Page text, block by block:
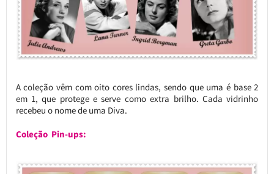
A coleção vêm com oito cores lindas, sendo que uma é base 2
em 1, que protege e serve como extra brilho. Cada vidrinho
recebeu o nome de uma Diva.
Coleção Pin-ups: